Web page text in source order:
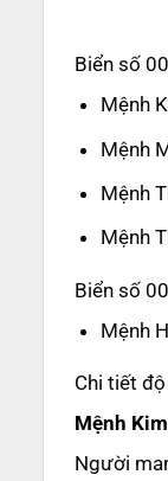
Biển số
Mệnh
Mệnh
Mệnh
Mệnh
Biển số
Mệnh
Chi tiết
Mệnh
Người